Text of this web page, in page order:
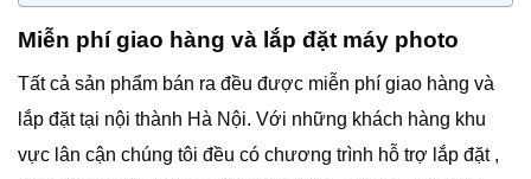
Miễn phí giao hàng và lắp đặt máy photo
Tất cả sản phẩm bán ra đều được miễn phí giao hàng và
lắp đặt tại nội thành Hà Nội. Với những khách hàng khu
vực lân cận chúng tôi đều có chương trình hỗ trợ lắp đặt ,